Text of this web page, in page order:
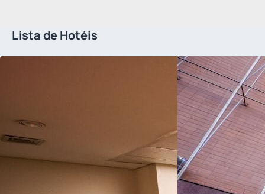
Lista de Hotéis